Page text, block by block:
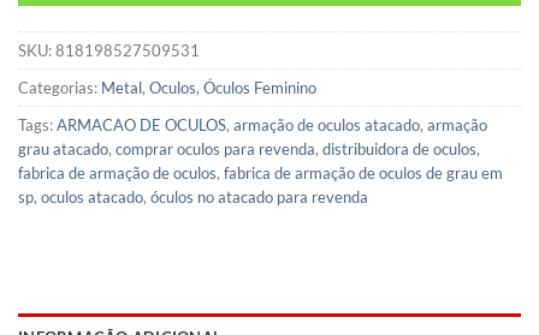
SKU:818198527509531
Categorias: Metal, Oculos, Óculos Feminino
Tags:ARMACAO DE OCULOS, armação de oculos atacado, armação
grau atacado, comprar oculos para revenda, distribuidora de oculos,
fabrica de armação de oculos, fabrica de armação de oculos de grau em
sp, oculos atacado, óculos no atacado para revenda